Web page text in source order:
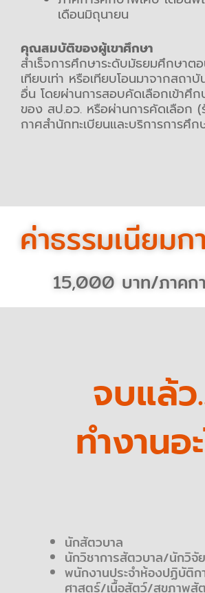
เดือนมิถุนายน
คุณสมบัติของผู้เขาศึกษา
สําเร็จการศึกษาระดับมัธยมศึกษาต
เทียบเท่า หรือเทียบโอนมาจากสถา
อื่น โดยผ่านการสอบคัดเลือกเข้าศึ
ของ สป.อว. หรือผ่านการคัดเลือก
กาศสํานักทะเบียนและบริการการศึก
ค่าธรรมเนียมก
15,000 บาท/ภาคก
จบแล้ว
ทำงานอ
นักสัตวบาล
นักวิชาการสัตวบาล/นักวิจัย
พนักงานประจําห้องปฏิบัติก
ศาสตร์/เนื้อสัตว์/สุขภาพสั